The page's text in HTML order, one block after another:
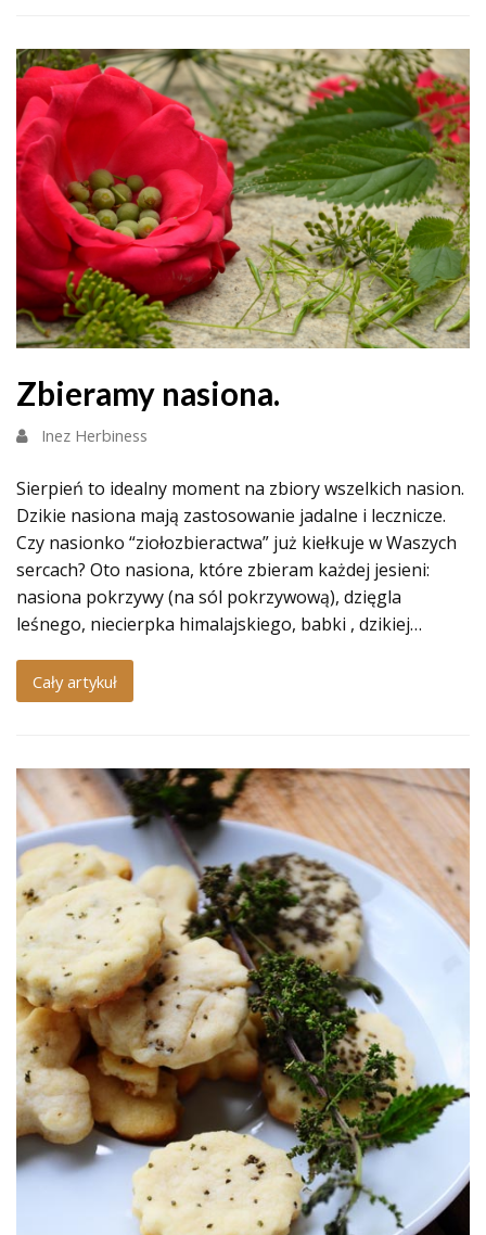
Zbieramy nasiona.
Inez Herbiness
Sierpień to idealny moment na zbiory wszelkich nasion.
Dzikie nasiona mają zastosowanie jadalne i lecznicze.
Czy nasionko “ziołozbieractwa” już kiełkuje w Waszych
sercach? Oto nasiona, które zbieram każdej jesieni:
nasiona pokrzywy (na sól pokrzywową), dzięgla
leśnego, niecierpka himalajskiego, babki , dzikiej…
Cały artykuł